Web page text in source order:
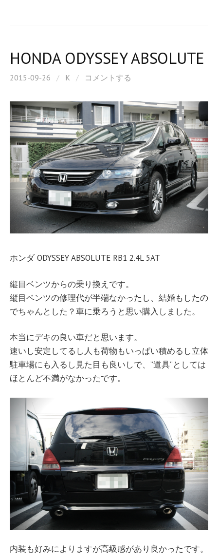
HONDA ODYSSEY ABSOLUTE
2015-09-26 / K / コメントする
ホンダ ODYSSEY ABSOLUTE RB1 2.4L 5AT
縦目ベンツからの乗り換えです。
縦目ベンツの修理代が半端なかったし、結婚もしたの
でちゃんとした？車に乗ろうと思い購入しました。
本当にデキの良い車だと思います。
速いし安定してるし人も荷物もいっぱい積めるし立体
駐車場にも入るし見た目も良いしで、”道具”としては
ほとんど不満がなかったです。
内装も好みによりますが高級感があり良かったです。